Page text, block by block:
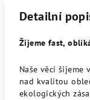
Detailní
Žijeme fast,
Naše věci šijeme
nad kvalitou
ekologických